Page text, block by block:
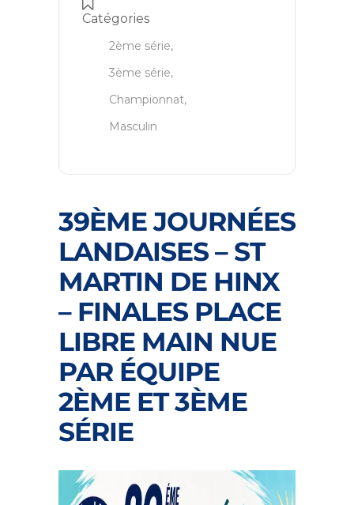
Catégories
2ème série,
3ème série,
Championnat,
Masculin
39ÈME JOURNÉES
LANDAISES – ST
MARTIN DE HINX
– FINALES PLACE
LIBRE MAIN NUE
PAR ÉQUIPE
2ÈME ET 3ÈME
SÉRIE